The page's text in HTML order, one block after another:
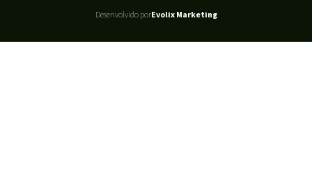
Desenvolvido porEvolix Marketing